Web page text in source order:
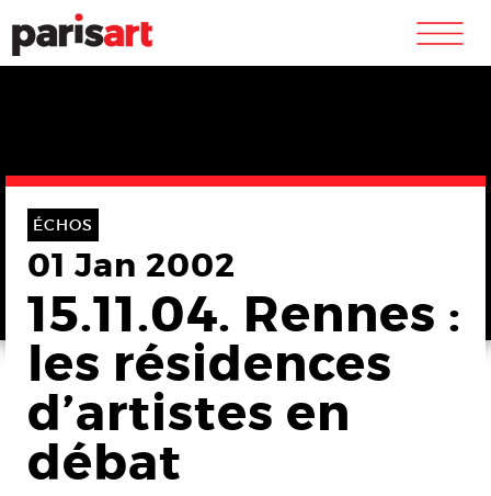
m
ÉCHOS
01 Jan 2002
15.11.04. Rennes :
les résidences
d’artistes en
débat